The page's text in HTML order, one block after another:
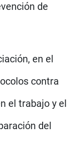
de
en el
contra
el trabajo y el
del